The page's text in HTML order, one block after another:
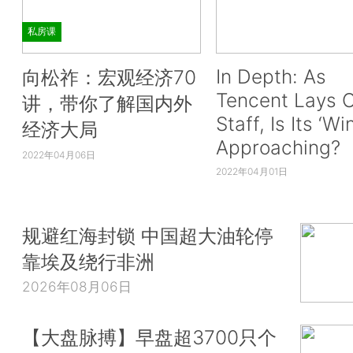
私房课
向松祚：宏观经济70
讲，带你了解国内外
经济大局
2022年04月06日
In Depth: As
Tencent Lays
Staff, Is Its
Approaching?
2022年04月01日
规避红海封锁 中国超大油轮停
靠埃及绕行非洲
2026年08月06日
【大盘脉搏】早盘超3700只个